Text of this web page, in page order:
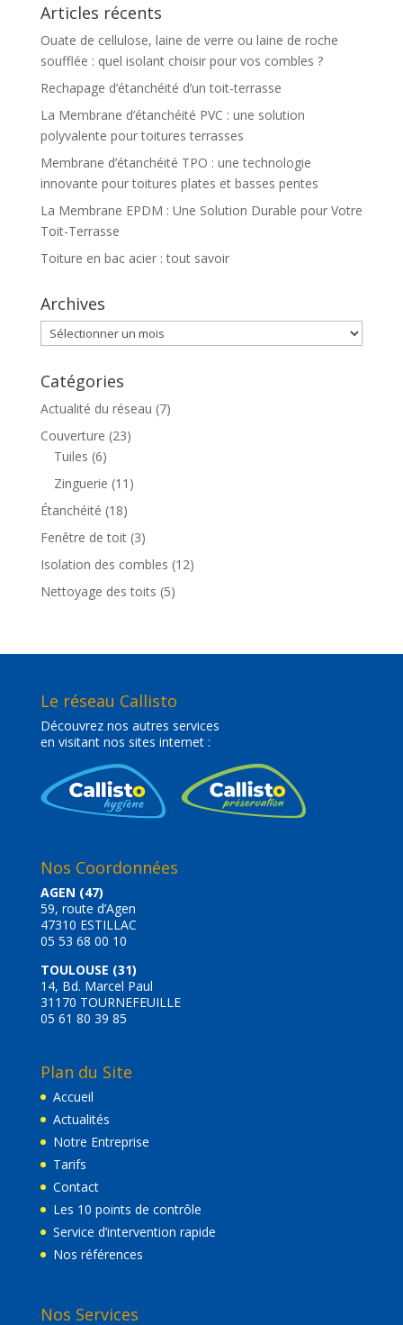
Articles récents
Ouate de cellulose, laine de verre ou laine de roche
soufflée : quel isolant choisir pour vos combles ?
Rechapage d’étanchéité d’un toit-terrasse
La Membrane d’étanchéité PVC : une solution
polyvalente pour toitures terrasses
Membrane d’étanchéité TPO : une technologie
innovante pour toitures plates et basses pentes
La Membrane EPDM : Une Solution Durable pour Votre
Toit-Terrasse
Toiture en bac acier : tout savoir
Archives
Archives
Catégories
Actualité du réseau (7)
Couverture (23)
Tuiles (6)
Zinguerie (11)
Étanchéité (18)
Fenêtre de toit(3)
Isolation des combles (12)
Nettoyage des toits (5)
Le réseau Callisto
Découvrez nos autres services
en visitant nos sites internet :
Nos Coordonnées
AGEN (47)
59, route d’Agen
47310 ESTILLAC
05 53 68 00 10
TOULOUSE (31)
14, Bd. Marcel Paul
31170 TOURNEFEUILLE
05 61 80 39 85
Plan du Site
Accueil
Actualités
Notre Entreprise
Tarifs
Contact
Les 10 points de contrôle
Service d’intervention rapide
Nos références
Nos Services